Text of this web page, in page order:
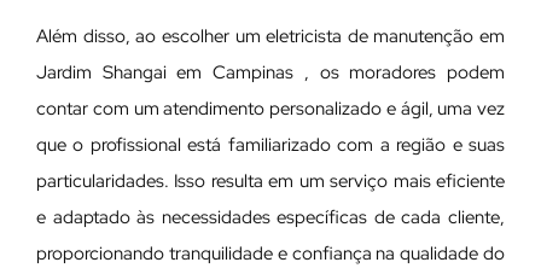
Além disso, ao escolher um eletricista de manutenção em
Jardim Shangai em Campinas , os moradores podem
contar com um atendimento personalizado e ágil, uma vez
que o profissional está familiarizado com a região e suas
particularidades. Isso resulta em um serviço mais eficiente
e adaptado às necessidades específicas de cada cliente,
proporcionando tranquilidade e confiança na qualidade do